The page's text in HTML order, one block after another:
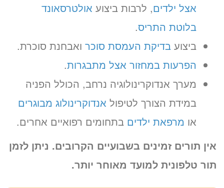
אצל ילדים, לרבות ביצוע אולטרסאונד
בלוטת התריס.
ביצוע בדיקת העמסת סוכר ואבחנת סוכרת.
הפרעות במחזור אצל מתבגרות.
מערך אנדוקרינולוגיה נרחב, הכולל הפניה
במידת הצורך לטיפול אנדוקרינולוג מבוגרים
או מרפאת ילדים בתחומים רפואיים אחרים.
אין תורים זמינים בשבועיים הקרובים. ניתן לזמן
תור טלפונית למועד מאוחר יותר.